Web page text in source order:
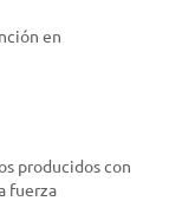
en
producidos con
fuerza